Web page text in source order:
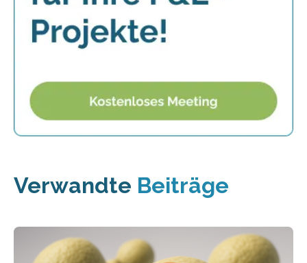
Verwandte Beiträge